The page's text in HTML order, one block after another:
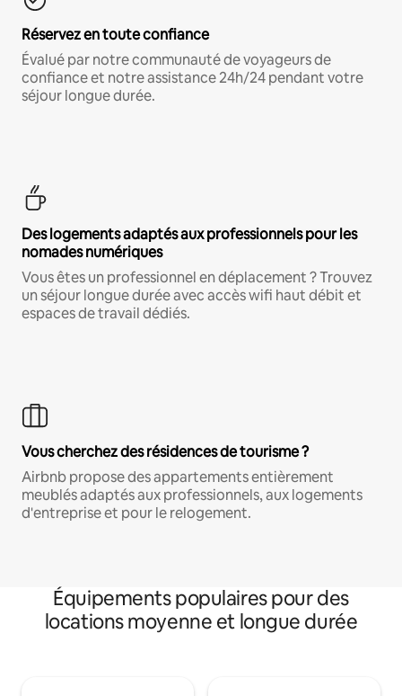
Réservez en toute confiance
Évalué par notre communauté de voyageurs de
confiance et notre assistance 24h/24 pendant votre
séjour longue durée.
Des logements adaptés aux professionnels pour les
nomades numériques
Vous êtes un professionnel en déplacement ? Trouvez
un séjour longue durée avec accès wifi haut débit et
espaces de travail dédiés.
Vous cherchez des résidences de tourisme ?
Airbnb propose des appartements entièrement
meublés adaptés aux professionnels, aux logements
d'entreprise et pour le relogement.
Équipements populaires pour des
locations moyenne et longue durée